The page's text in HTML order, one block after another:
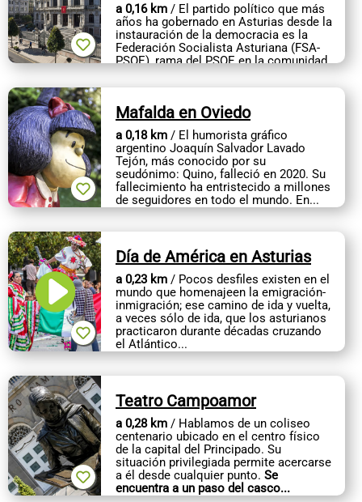
a 0,16 km / El partido político que más
años ha gobernado en Asturias desde la
instauración de la democracia es la
Federación Socialista Asturiana (FSA-
PSOE), rama del PSOE en la comunidad,
Mafalda en Oviedo
a 0,18 km / El humorista gráfico
argentino Joaquín Salvador Lavado
Tejón, más conocido por su
seudónimo: Quino, falleció en 2020. Su
fallecimiento ha entristecido a millones
de seguidores en todo el mundo. En...
Día de América en Asturias
a 0,23 km / Pocos desfiles existen en el
mundo que homenajeen la emigración-
inmigración; ese camino de ida y vuelta,
a veces sólo de ida, que los asturianos
practicaron durante décadas cruzando
el Atlántico...
Teatro Campoamor
a 0,28 km / Hablamos de un coliseo
centenario ubicado en el centro físico
de la capital del Principado. Su
situación privilegiada permite acercarse
a él desde cualquier punto. Se
encuentra a un paso del casco...